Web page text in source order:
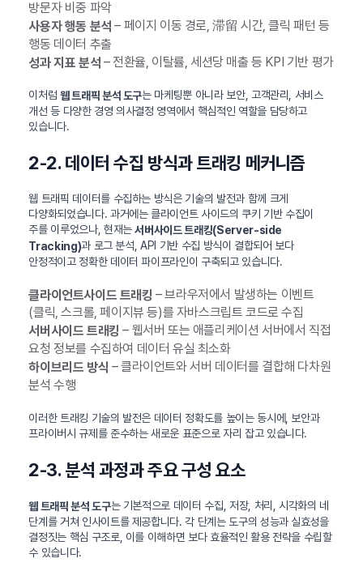
방문자 비중 파악
사용자 행동 분석 – 페이지 이동 경로, 滞留 시간, 클릭 패턴 등
행동 데이터 추출
성과 지표 분석 – 전환율, 이탈률, 세션당 매출 등 KPI 기반 평가
이처럼 웹 트래픽 분석 도구는 마케팅뿐 아니라 보안, 고객관리, 서비스
개선 등 다양한 경영 의사결정 영역에서 핵심적인 역할을 담당하고
있습니다.
2-2. 데이터 수집 방식과 트래킹 메커니즘
웹 트래픽 데이터를 수집하는 방식은 기술의 발전과 함께 크게
다양화되었습니다. 과거에는 클라이언트 사이드의 쿠키 기반 수집이
주를 이루었으나, 현재는서버사이드 트래킹(Server-side
Tracking)과 로그 분석, API 기반 수집 방식이 결합되어 보다
안정적이고 정확한 데이터 파이프라인이 구축되고 있습니다.
클라이언트사이드 트래킹 – 브라우저에서 발생하는 이벤트
(클릭, 스크롤, 페이지뷰 등)를 자바스크립트 코드로 수집
서버사이드 트래킹 – 웹서버 또는 애플리케이션 서버에서 직접
요청 정보를 수집하여 데이터 유실 최소화
하이브리드 방식 – 클라이언트와 서버 데이터를 결합해 다차원
분석 수행
이러한 트래킹 기술의 발전은 데이터 정확도를 높이는 동시에, 보안과
프라이버시 규제를 준수하는 새로운 표준으로 자리 잡고 있습니다.
2-3. 분석 과정과 주요 구성 요소
웹 트래픽 분석 도구는 기본적으로 데이터 수집, 저장, 처리, 시각화의 네
단계를 거쳐 인사이트를 제공합니다. 각 단계는 도구의 성능과 실효성을
결정짓는 핵심 구조로, 이를 이해하면 보다 효율적인 활용 전략을 수립할
수 있습니다.